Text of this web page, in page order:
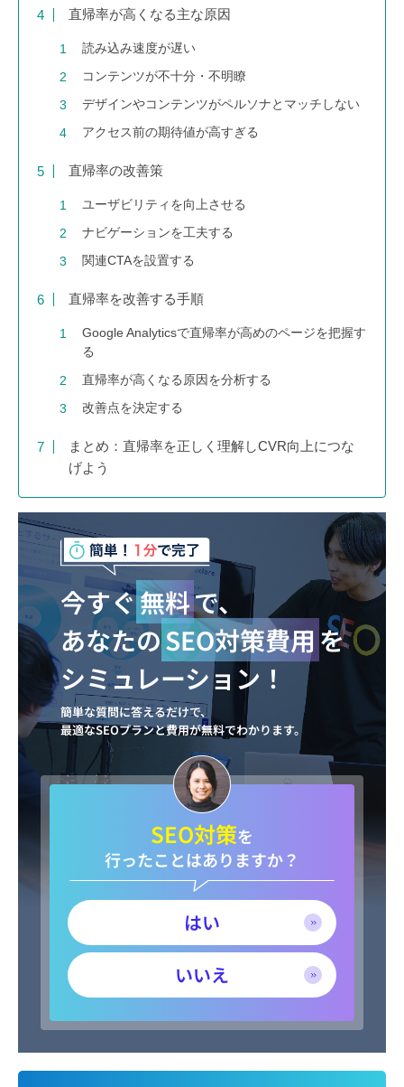
直帰率が高くなる主な原因
読み込み速度が遅い
コンテンツが不十分・不明瞭
デザインやコンテンツがペルソナとマッチしない
アクセス前の期待値が高すぎる
直帰率の改善策
ユーザビリティを向上させる
ナビゲーションを工夫する
関連CTAを設置する
直帰率を改善する手順
Google Analyticsで直帰率が高めのページを把握す
る
直帰率が高くなる原因を分析する
改善点を決定する
まとめ：直帰率を正しく理解しCVR向上につな
げよう
今すぐ無料で、
あなたのSEO対策費用 を
シミュレーション！
簡単な質問に答えるだけで、
最適なSEOプランと費用が無料でわかります。
SEO対策を
行ったことはありますか？
はい
いいえ